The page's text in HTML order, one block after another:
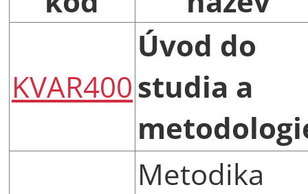
KVAR400
Úvod do
studia a
Metodika